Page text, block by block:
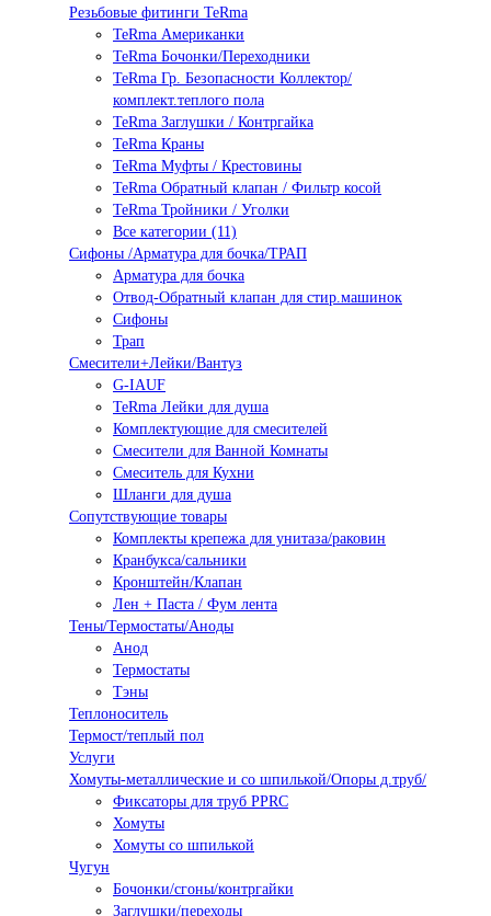
Резьбовые фитинги TeRma
TeRma Американки
TeRma Бочонки/Переходники
TeRma Гр. Безопасности Коллектор/
комплект.теплого пола
TeRma Заглушки / Контргайка
TeRma Краны
TeRma Муфты / Крестовины
TeRma Обратный клапан / Фильтр косой
TeRma Тройники / Уголки
Все категории (11)
Сифоны /Арматура для бочка/ТРАП
Арматура для бочка
Отвод-Обратный клапан для стир.машинок
Сифоны
Трап
Смесители+Лейки/Вантуз
G-IAUF
TeRma Лейки для душа
Комплектующие для смесителей
Смесители для Ванной Комнаты
Смеситель для Кухни
Шланги для душа
Сопутствующие товары
Комплекты крепежа для унитаза/раковин
Кранбукса/сальники
Кронштейн/Клапан
Лен + Паста / Фум лента
Тены/Термостаты/Аноды
Анод
Термостаты
Тэны
Теплоноситель
Термост/теплый пол
Услуги
Хомуты-металлические и со шпилькой/Опоры д.труб/
Фиксаторы для труб PPRC
Хомуты
Хомуты со шпилькой
Чугун
Бочонки/сгоны/контргайки
Заглушки/переходы